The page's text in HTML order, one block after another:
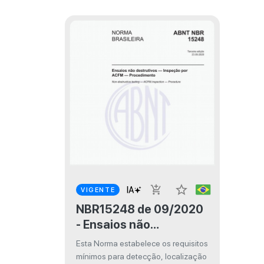
VIGENTE add_shopping_cart
star_border
NBR15248 de 09/2020
- Ensaios não
destrutivos - Inspeção
por ACFM -
Esta Norma estabelece os requisitos
mínimos para detecção, localização